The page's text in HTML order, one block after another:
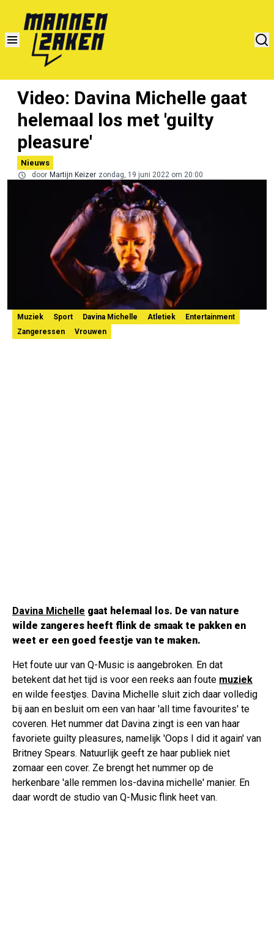
Video: Davina Michelle gaat
helemaal los met 'guilty
pleasure'
Nieuws
door Martijn Keizer zondag, 19 juni 2022 om 20:00
Muziek Sport Davina Michelle Atletiek
Entertainment
Zangeressen
Vrouwen
Davina Michelle gaat helemaal los. De van nature
wilde zangeres heeft flink de smaak te pakken en
weet er een goed feestje van te maken.
Het foute uur van Q-Music is aangebroken. En dat
betekent dat het tijd is voor een reeks aan foute muziek
en wilde feestjes. Davina Michelle sluit zich daar volledig
bij aan en besluit om een van haar 'all time favourites' te
coveren. Het nummer dat Davina zingt is een van haar
favoriete guilty pleasures, namelijk 'Oops I did it again' van
Britney Spears. Natuurlijk geeft ze haar publiek niet
zomaar een cover. Ze brengt het nummer op de
herkenbare 'alle remmen los-davina michelle' manier. En
daar wordt de studio van Q-Music flink heet van.